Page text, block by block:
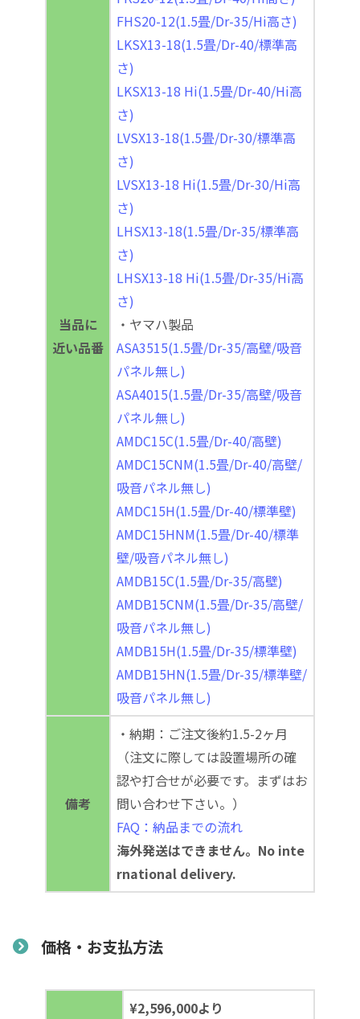
当品に
近い品番
FHS20-12(1.5畳/Dr-35/Hi高さ)
LKSX13-18(1.5畳/Dr-40/標準高
さ)
LKSX13-18 Hi(1.5畳/Dr-40/Hi高
さ)
LVSX13-18(1.5畳/Dr-30/標準高
さ)
LVSX13-18 Hi(1.5畳/Dr-30/Hi高
さ)
LHSX13-18(1.5畳/Dr-35/標準高
さ)
LHSX13-18 Hi(1.5畳/Dr-35/Hi高
さ)
・ヤマハ製品
ASA3515(1.5畳/Dr-35/高壁/吸音
パネル無し)
ASA4015(1.5畳/Dr-35/高壁/吸音
パネル無し)
AMDC15C(1.5畳/Dr-40/高壁)
AMDC15CNM(1.5畳/Dr-40/高壁/
吸音パネル無し)
AMDC15H(1.5畳/Dr-40/標準壁)
AMDC15HNM(1.5畳/Dr-40/標準
壁/吸音パネル無し)
AMDB15C(1.5畳/Dr-35/高壁)
AMDB15CNM(1.5畳/Dr-35/高壁/
吸音パネル無し)
AMDB15H(1.5畳/Dr-35/標準壁)
AMDB15HN(1.5畳/Dr-35/標準壁/
吸音パネル無し)
備考
・納期：ご注文後約1.5-2ヶ月
（注文に際しては設置場所の確
認や打合せが必要です。まずはお
問い合わせ下さい。）
FAQ：納品までの流れ
海外発送はできません。No inte
rnational delivery.
価格・お支払方法
¥2,596,000より